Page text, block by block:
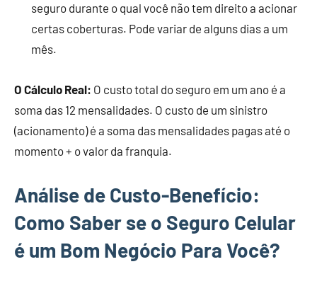
seguro durante o qual você não tem direito a acionar
certas coberturas. Pode variar de alguns dias a um
mês.
O Cálculo Real: O custo total do seguro em um ano é a
soma das 12 mensalidades. O custo de um sinistro
(acionamento) é a soma das mensalidades pagas até o
momento + o valor da franquia.
Análise de Custo-Benefício:
Como Saber se o Seguro Celular
é um Bom Negócio Para Você?